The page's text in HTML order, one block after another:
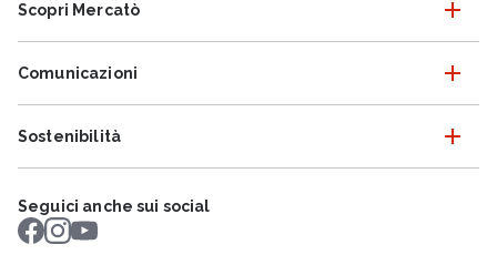
Scopri Mercatò
Comunicazioni
Sostenibilità
Seguici anche sui social